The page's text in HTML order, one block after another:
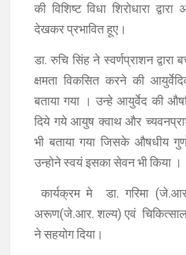
की विशिष्ट विधा शिरोधारा
देखकर प्रभावित हूए।
डा. रुचि सिंह ने स्वर्णप्राशन द्वारा
क्षमता विकसित करने की
बताया गया । उन्हे आयुर्वेद की
दिये गये आयुष क्वाथ और
भी बताया गया जिसके औषधीय
उन्होने स्वयं इसका सेवन भी किया ।
कार्यक्रम मे डा. गरिमा
अरूण(जे.आर. शल्य) एवं
ने सहयोग दिया।